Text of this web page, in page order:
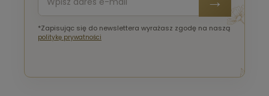
*Zapisując się do newslettera wyrażasz zgodę na naszą
politykę prywatności